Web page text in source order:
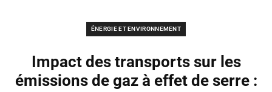
ÉNERGIE ET ENVIRONNEMENT
Impact des transports sur les
émissions de gaz à effet de serre :